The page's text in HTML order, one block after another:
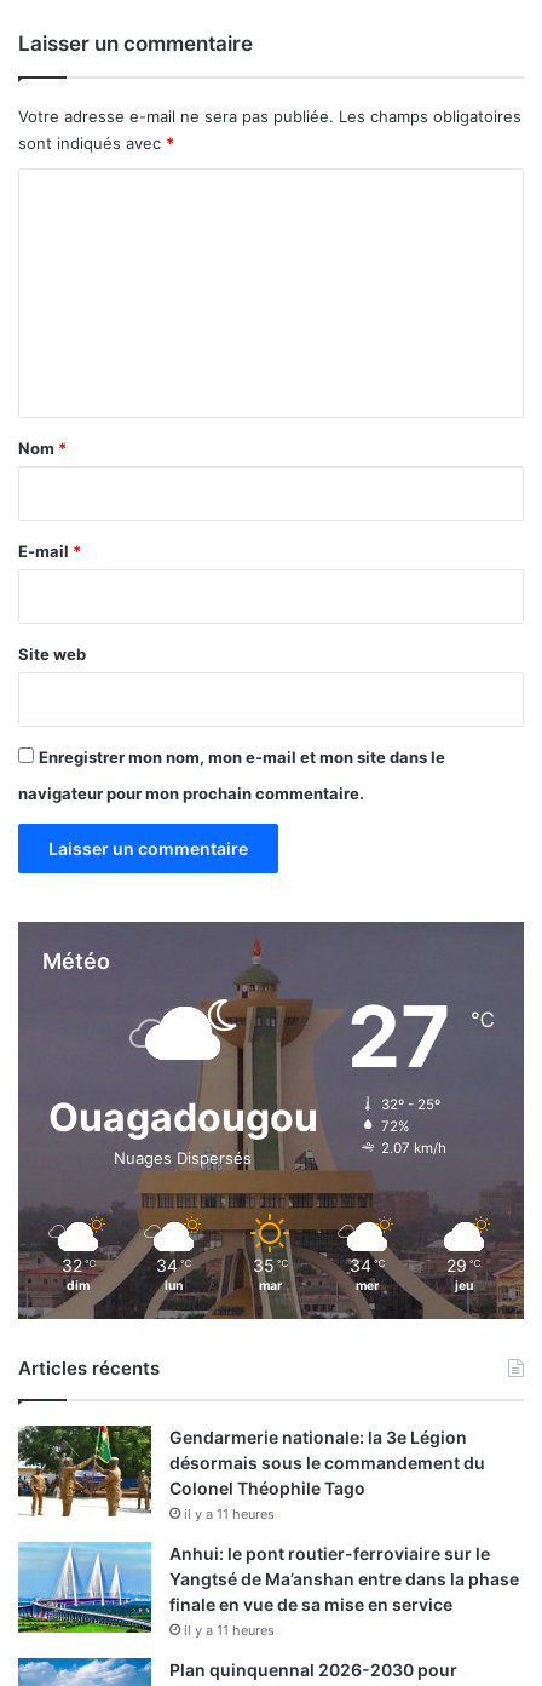
Laisser un commentaire
Votre adresse e-mail ne sera pas publiée. Les champs obligatoires
sont indiqués avec *
a
e
Nom *
E-mail *
Site web
Enregistrer mon nom, mon e-mail et mon site dans le
navigateur pour mon prochain commentaire.
Météo
Ouagadougou
Nuages Dispersés
27 ℃
32º - 25º
72%
2.07 km/h
32 ℃
dim
34 ℃
lun
35 ℃
mar
34 ℃
mer
29 ℃
jeu
Articles récents
Gendarmerie nationale: la 3e Légion
désormais sous le commandement du
Colonel Théophile Tago
il y a 11 heures
Anhui: le pont routier-ferroviaire sur le
Yangtsé de Ma’anshan entre dans la phase
finale en vue de sa mise en service
il y a 11 heures
Plan quinquennal 2026-2030 pour